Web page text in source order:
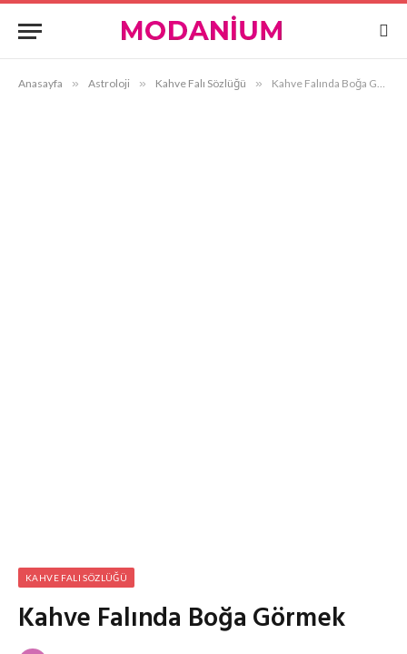
Anasayfa » Astroloji » Kahve Falı Sözlüğü » Kahve Falında Boğa Görmek
KAHVE FALI SÖZLÜĞÜ
Kahve Falında Boğa Görmek